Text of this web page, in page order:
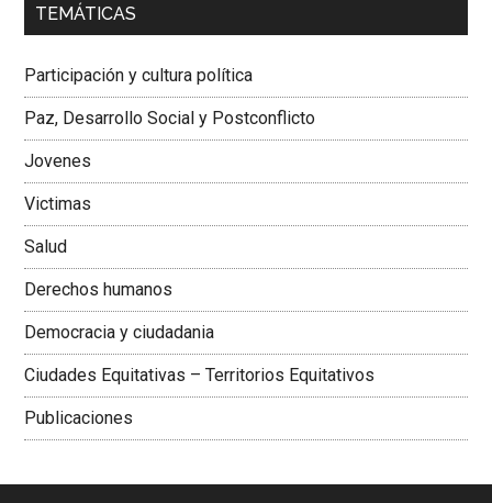
Dra. Carolina Corcho Mejía,Presidenta Corporación
Colombiana
TEMÁTICAS
Participación y cultura política
Paz, Desarrollo Social y Postconflicto
Jovenes
Victimas
Salud
Derechos humanos
Democracia y ciudadania
Ciudades Equitativas – Territorios Equitativos
Publicaciones